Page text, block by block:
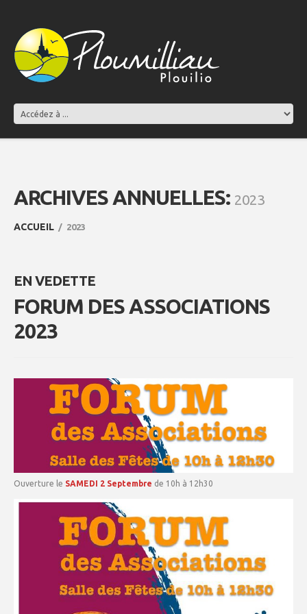
ARCHIVES ANNUELLES: 2023
ACCUEIL 2023
EN VEDETTE
FORUM DES ASSOCIATIONS
2023
Ouverture le SAMEDI 2 Septembre de 10h à 12h30